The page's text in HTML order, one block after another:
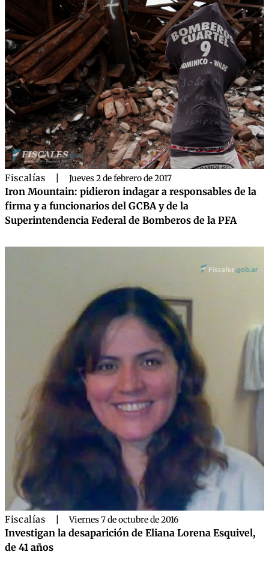
Fiscalías Jueves 2 de febrero de 2017
Iron Mountain: pidieron indagar a responsables de la
firma y a funcionarios del GCBA y de la
Superintendencia Federal de Bomberos de la PFA
Fiscalías Viernes 7 de octubre de 2016
Investigan la desaparición de Eliana Lorena Esquivel,
de 41 años